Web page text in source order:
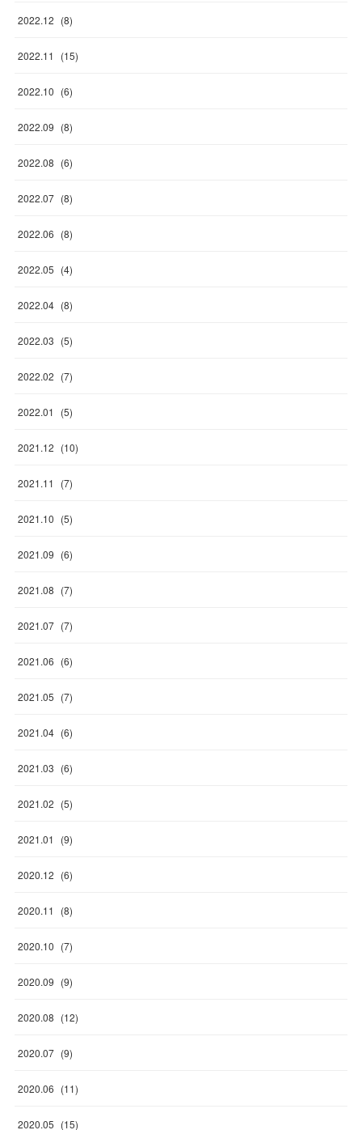
2022.12 (8)
2022.11 (15)
2022.10 (6)
2022.09 (8)
2022.08 (6)
2022.07 (8)
2022.06 (8)
2022.05 (4)
2022.04 (8)
2022.03 (5)
2022.02 (7)
2022.01 (5)
2021.12 (10)
2021.11 (7)
2021.10 (5)
2021.09 (6)
2021.08 (7)
2021.07 (7)
2021.06 (6)
2021.05 (7)
2021.04 (6)
2021.03 (6)
2021.02 (5)
2021.01 (9)
2020.12 (6)
2020.11 (8)
2020.10 (7)
2020.09 (9)
2020.08 (12)
2020.07 (9)
2020.06 (11)
2020.05 (15)